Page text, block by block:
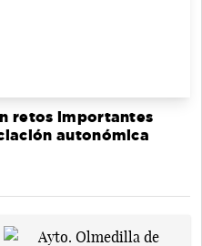
retos importantes
autonómica